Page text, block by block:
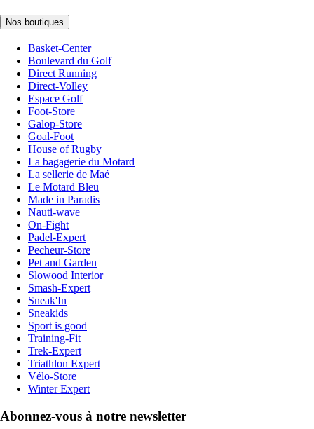
Nos boutiques
Basket-Center
Boulevard du Golf
Direct Running
Direct-Volley
Espace Golf
Foot-Store
Galop-Store
Goal-Foot
House of Rugby
La bagagerie du Motard
La sellerie de Maé
Le Motard Bleu
Made in Paradis
Nauti-wave
On-Fight
Padel-Expert
Pecheur-Store
Pet and Garden
Slowood Interior
Smash-Expert
Sneak'In
Sneakids
Sport is good
Training-Fit
Trek-Expert
Triathlon Expert
Vélo-Store
Winter Expert
Abonnez-vous à notre newsletter